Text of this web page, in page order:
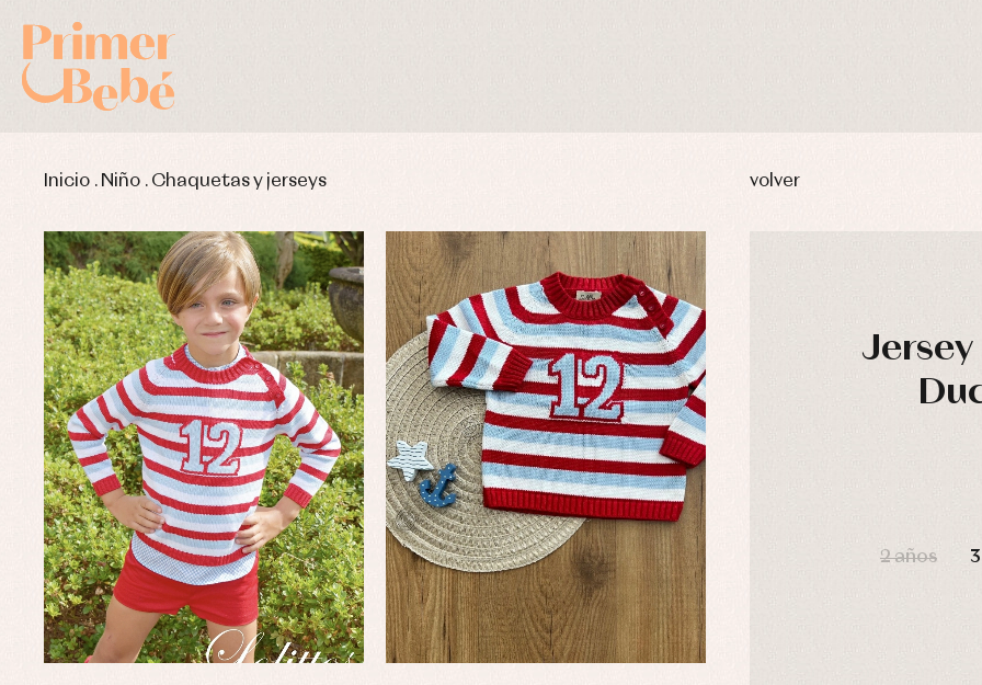
Inicio . Niño . Chaquetas y jerseys volver
2 años
Complementos de bautizo
Conjuntos
Faldones de bautizo
Peleles y ranitas
Blusas y camisas
Chaquetas y abrigos
Complementos
Conjuntos
Peleles y ranitas
Arras y fiesta
Camisas
Chaquetas y jerseys
Conjuntos
Pantalones